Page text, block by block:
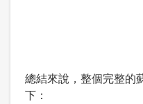
總結來說，整個完整的
下：